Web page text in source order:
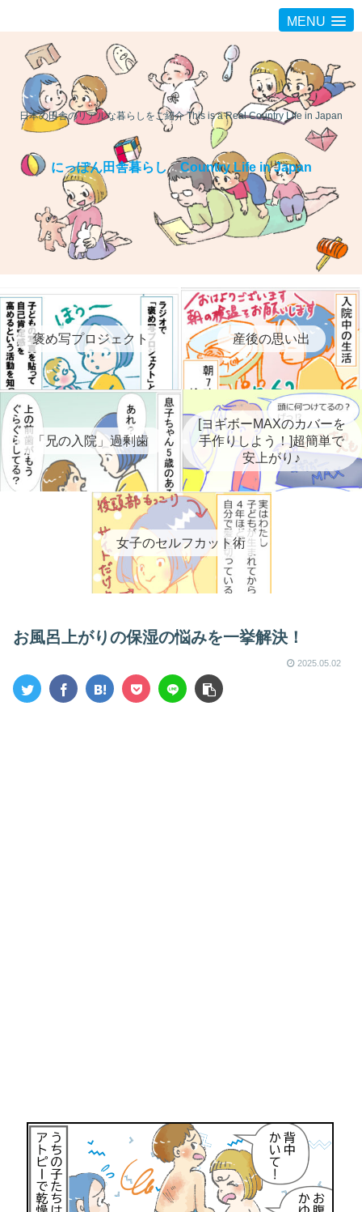
MENU
日本の田舎のリアルな暮らしをご紹介 This is a Real Country Life in Japan
にっぽん田舎暮らし Country Life in Japan
褒め写プロジェクト 産後の思い出
「兄の入院」過剰歯
[ヨギボーMAXのカバーを
手作りしよう！]超簡単で
安上がり♪
女子のセルフカット術
お風呂上がりの保湿の悩みを一挙解決！
2025.05.02